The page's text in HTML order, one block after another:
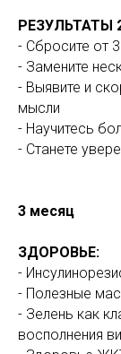
РЕЗУЛЬТАТЫ
- Сбросите от
- Замените
- Выявите и
мысли
- Научитесь
- Станете
3 месяц
ЗДОРОВЬЕ:
-
- Полезные
- Зелень как
восполнения